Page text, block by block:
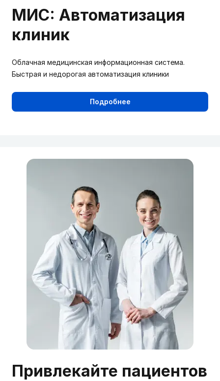
МИС: Автоматизация
клиник
Облачная медицинская информационная система.
Быстрая и недорогая автоматизация клиники
Подробнее
Привлекайте пациентов